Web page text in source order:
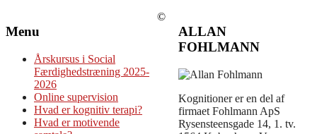
Menu
Årskursus i Social
Færdighedstræning 2025-
2026
Online supervision
Hvad er kognitiv terapi?
Hvad er motivende
ALLAN
FOHLMANN
Kognitioner er en del af
firmaet Fohlmann ApS
Rysensteensgade 14, 1. tv.
©